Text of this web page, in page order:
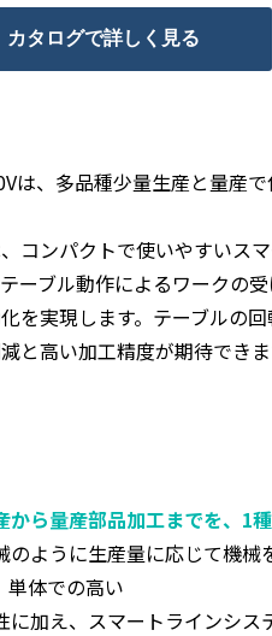
カタログで詳しく見る
は、多品種少量生産と量産
コンパクトで使いやすいス
ーブル動作によるワークの
を実現します。テーブルの
と高い加工精度が期待でき
から量産部品加工までを、1
のように生産量に応じて機
単体での高い
に加え、スマートラインシ